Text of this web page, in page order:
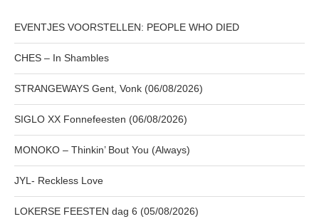
EVENTJES VOORSTELLEN: PEOPLE WHO DIED
CHES – In Shambles
STRANGEWAYS Gent, Vonk (06/08/2026)
SIGLO XX Fonnefeesten (06/08/2026)
MONOKO – Thinkin’ Bout You (Always)
JYL- Reckless Love
LOKERSE FEESTEN dag 6 (05/08/2026)